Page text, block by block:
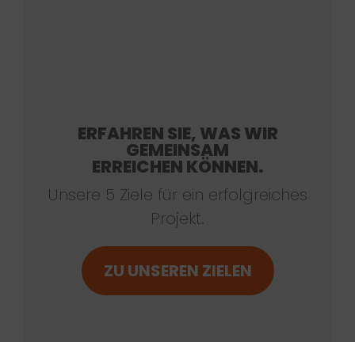
ERFAHREN SIE, WAS WIR
GEMEINSAM
ERREICHEN KÖNNEN.
Unsere 5 Ziele für ein erfolgreiches
Projekt.
ZU UNSEREN ZIELEN